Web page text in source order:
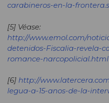
carabineros-en-la-
[5] Véase:
http://www.emol.com/
detenidos-Fiscalia-revela-
romance-narcopolicial.html
[6] http://
legua-a-15-anos-de-la-